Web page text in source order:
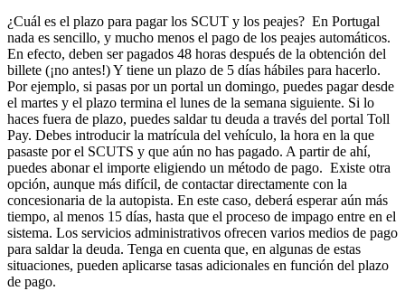
¿Cuál es el plazo para pagar los SCUT y los peajes? En Portugal
nada es sencillo, y mucho menos el pago de los peajes automáticos.
En efecto, deben ser pagados 48 horas después de la obtención del
billete (¡no antes!) Y tiene un plazo de 5 días hábiles para hacerlo.
Por ejemplo, si pasas por un portal un domingo, puedes pagar desde
el martes y el plazo termina el lunes de la semana siguiente. Si lo
haces fuera de plazo, puedes saldar tu deuda a través del portal Toll
Pay. Debes introducir la matrícula del vehículo, la hora en la que
pasaste por el SCUTS y que aún no has pagado. A partir de ahí,
puedes abonar el importe eligiendo un método de pago. Existe otra
opción, aunque más difícil, de contactar directamente con la
concesionaria de la autopista. En este caso, deberá esperar aún más
tiempo, al menos 15 días, hasta que el proceso de impago entre en el
sistema. Los servicios administrativos ofrecen varios medios de pago
para saldar la deuda. Tenga en cuenta que, en algunas de estas
situaciones, pueden aplicarse tasas adicionales en función del plazo
de pago.